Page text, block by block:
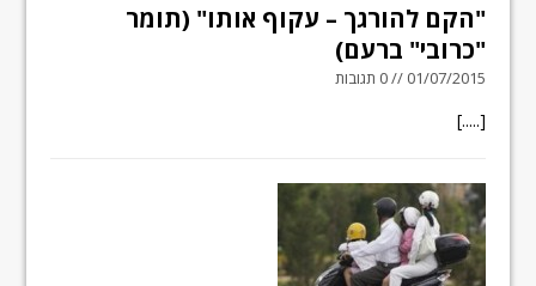
"הקם להורגך – עקוף אותו" (תומר
"כרובי" ברעם)
01/07/2015 // 0 תגובות
[.....]